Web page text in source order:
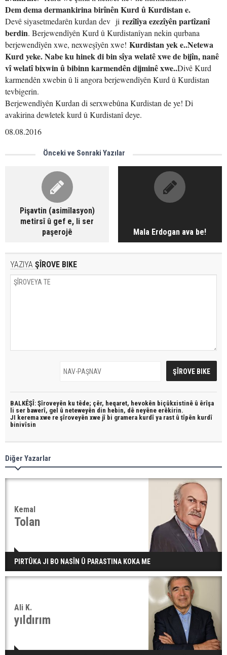
Dem dema dermankirina birînên Kurd û Kurdistan e.
Devê siyasetmedarên kurdan dev ji rezîlîya ezezîyên partîzanî
berdin. Berjewendîyên Kurd û Kurdistanîyan nekin qurbana
berjewendîyên xwe, nexweşîyên xwe! Kurdistan yek e..Netewa
Kurd yeke. Nabe ku hinek di bin sîya welatê xwe de bijîn, nanê
vî welatî bixwin û bibinn karmendên dijminê xwe..Divê Kurd
karmendên xwebin û li angora berjewendîyên Kurd û Kurdistan
tevbigerin.
Berjewendîyên Kurdan di serxwebûna Kurdistan de ye! Di
avakirina dewletek kurd û Kurdistanî deye.
08.08.2016
Önceki ve Sonraki Yazılar
Pişavtin (asimîlasyon)
metirsî û gef e, li ser
paşerojê
Mala Erdogan ava be!
YAZIYA ŞÎROVE BIKE
BALKÊŞÎ: Şîroveyên ku têde; çêr, heqaret, hevokên biçûkxistinê û êrîşa
li ser bawerî, gel û neteweyên din hebin, dê neyêne erêkirin.
JI kerema xwe re şîroveyên xwe jî bi gramera kurdî ya rast û tîpên kurdî
binivîsin
Diğer Yazarlar
Kemal
Tolan
PIRTÛKA JI BO NASÎN Û PARASTINA KOKA ME
Ali K.
yıldırım